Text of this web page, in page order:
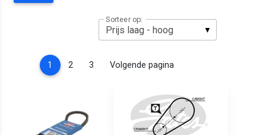
Sorteer op:
1 (current)
2 3 Volgende pagina